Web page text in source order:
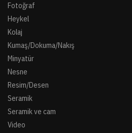
Fotoğraf
Heykel
Kolaj
Kumaş/Dokuma/Nakış
Minyatür
Nesne
Resim/Desen
Seramik
Seramik ve cam
Video